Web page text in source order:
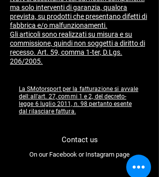
ma solo interventi di garanzia, qualora
prevista, su prodotti che presentano difetti di
fabbrica e/o malfunzionamenti.
​Gli articoli sono realizzati su misura e su
commissione, quindi non soggetti a diritto di
recesso. Art. 59, comma 1-ter, D.Lgs.
206/2005.
La SMotorsport per la fatturazione si avvale
dell:all'art. 27, commi 1 e 2, del decreto-
legge 6 luglio 2011, n. 98 pertanto esente
dal rilasciare fattura.
Contact us
On our Facebook or Instagram page